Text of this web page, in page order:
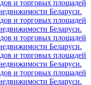
и торговых площадей
Беларуси.
и торговых площадей
Беларуси.
и торговых площадей
Беларуси.
и торговых площадей
Беларуси.
и торговых площадей
Беларуси.